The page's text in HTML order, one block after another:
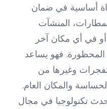
أساسية في ضمان
المنشآت
أو في أي مكان آخر
فهو يساعد
وغيرها من
والمكان العام.
تكنولوجيا في مجال